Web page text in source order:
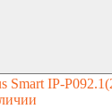
Smart IP-